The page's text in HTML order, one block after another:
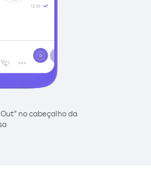
no cabeçalho da